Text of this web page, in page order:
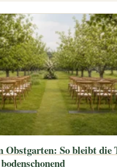
Obstgarten: So bleibt die